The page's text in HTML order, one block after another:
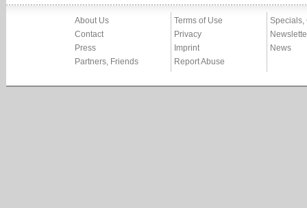
About Us
Contact
Press
Partners, Friends
Terms of Use
Privacy
Imprint
Report Abuse
Specials,
News